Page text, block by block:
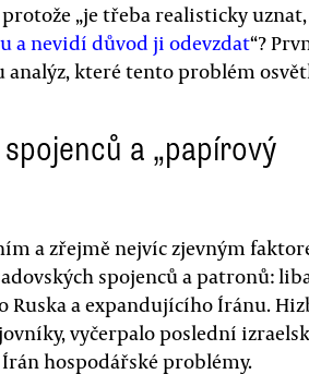
protože „je třeba realisticky
a nevidí důvod ji odevzdat“?
analýz, které tento problém
a „papírový
a zřejmě nejvíc zjevným
spojenců a patronů:
Ruska a expandujícího Íránu.
vyčerpalo poslední
Írán hospodářské problémy.